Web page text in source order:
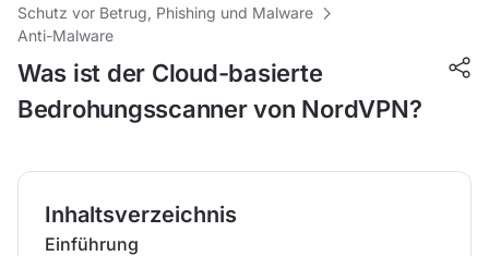
Schutz vor Betrug, Phishing und Malware
Anti-Malware
Was ist der Cloud-basierte
Bedrohungsscanner von NordVPN?
Inhaltsverzeichnis
Einführung